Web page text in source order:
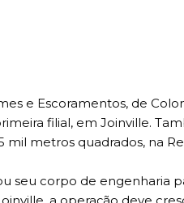
e Escoramentos, de
filial, em Joinville.
metros quadrados, na
corpo de engenharia